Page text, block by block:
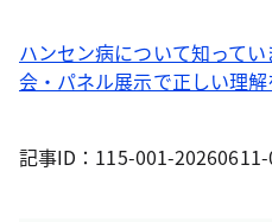
ハンセン病について知って
会・パネル展示で正しい理解
記事ID：115-001-